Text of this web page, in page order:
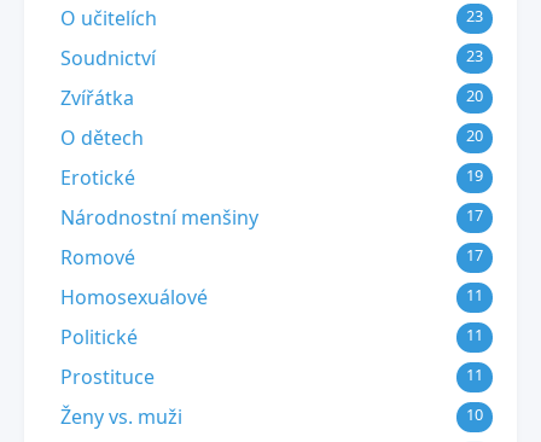
O učitelích 23
Soudnictví 23
Zvířátka 20
O dětech 20
Erotické 19
Národnostní menšiny 17
Romové 17
Homosexuálové 11
Politické 11
Prostituce 11
Ženy vs. muži 10